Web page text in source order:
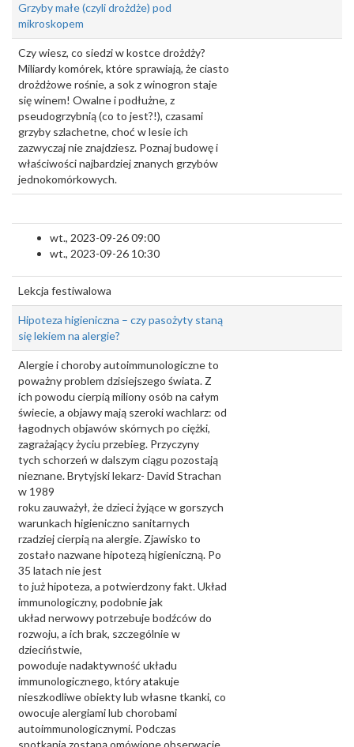
Grzyby małe (czyli drożdże) pod
mikroskopem
Czy wiesz, co siedzi w kostce drożdży?
Miliardy komórek, które sprawiają, że ciasto
drożdżowe rośnie, a sok z winogron staje
się winem! Owalne i podłużne, z
pseudogrzybnią (co to jest?!), czasami
grzyby szlachetne, choć w lesie ich
zazwyczaj nie znajdziesz. Poznaj budowę i
właściwości najbardziej znanych grzybów
jednokomórkowych.
wt., 2023-09-26 09:00
wt., 2023-09-26 10:30
Lekcja festiwalowa
Hipoteza higieniczna – czy pasożyty staną
się lekiem na alergie?
Alergie i choroby autoimmunologiczne to
poważny problem dzisiejszego świata. Z
ich powodu cierpią miliony osób na całym
świecie, a objawy mają szeroki wachlarz: od
łagodnych objawów skórnych po ciężki,
zagrażający życiu przebieg. Przyczyny
tych schorzeń w dalszym ciągu pozostają
nieznane. Brytyjski lekarz- David Strachan
w 1989
roku zauważył, że dzieci żyjące w gorszych
warunkach higieniczno sanitarnych
rzadziej cierpią na alergie. Zjawisko to
zostało nazwane hipotezą higieniczną. Po
35 latach nie jest
to już hipoteza, a potwierdzony fakt. Układ
immunologiczny, podobnie jak
układ nerwowy potrzebuje bodźców do
rozwoju, a ich brak, szczególnie w
dzieciństwie,
powoduje nadaktywność układu
immunologicznego, który atakuje
nieszkodliwe obiekty lub własne tkanki, co
owocuje alergiami lub chorobami
autoimmunologicznymi. Podczas
spotkania zostaną omówione obserwacje